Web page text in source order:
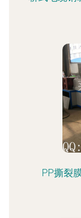
PP撕裂